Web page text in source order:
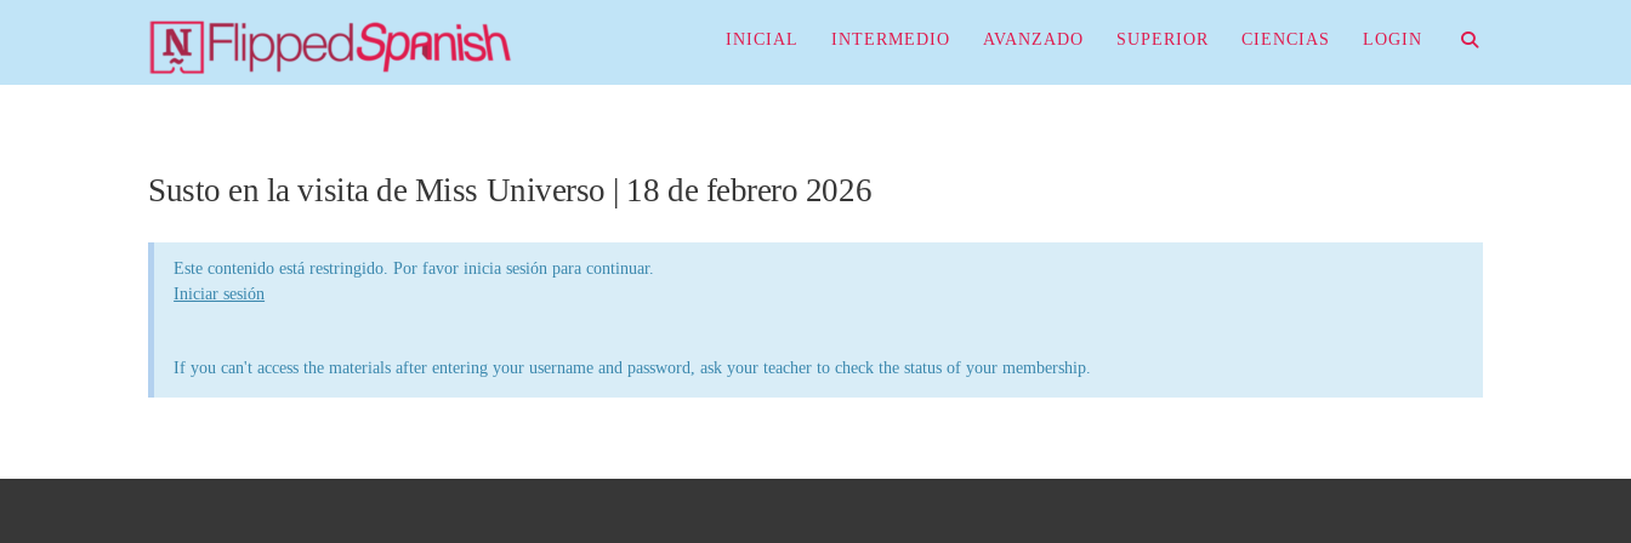
INICIAL INTERMEDIO AVANZADO SUPERIOR CIENCIAS LOGIN
Susto en la visita de Miss Universo | 18 de febrero 2026
Este contenido está restringido. Por favor inicia sesión para continuar.
Iniciar sesión
If you can't access the materials after entering your username and password, ask your teacher to check the status of your membership.